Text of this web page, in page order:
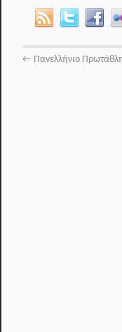
← Πανελλήνιο